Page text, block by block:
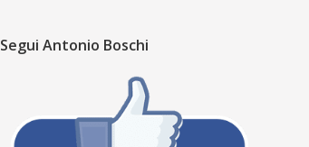
Segui Antonio Boschi